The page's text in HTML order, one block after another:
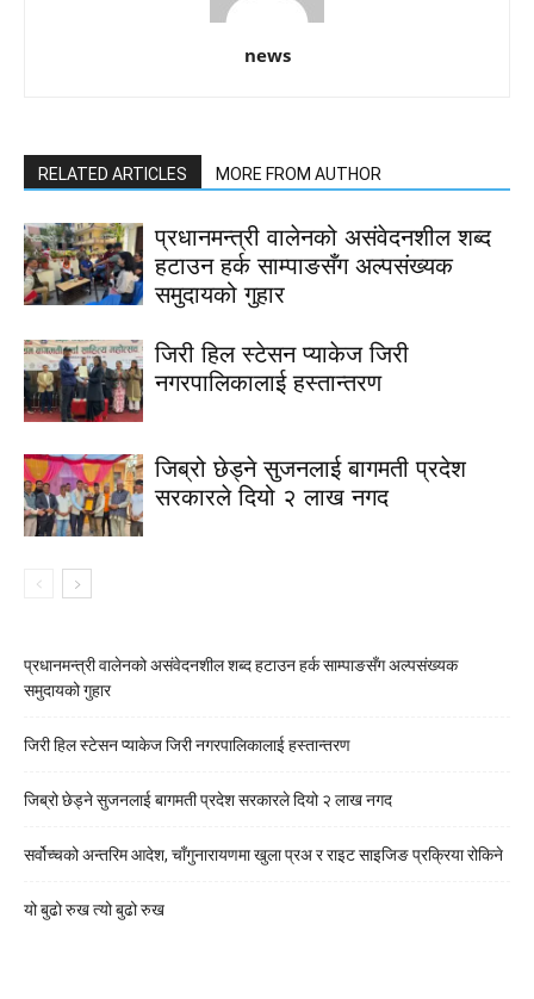
news
RELATED ARTICLES MORE FROM AUTHOR
प्रधानमन्त्री वालेनको असंवेदनशील शब्द
हटाउन हर्क साम्पाङसँग अल्पसंख्यक
समुदायको गुहार
जिरी हिल स्टेसन प्याकेज जिरी
नगरपालिकालाई हस्तान्तरण
जिब्रो छेड्ने सुजनलाई बागमती प्रदेश
सरकारले दियो २ लाख नगद
प्रधानमन्त्री वालेनको असंवेदनशील शब्द हटाउन हर्क साम्पाङसँग अल्पसंख्यक
समुदायको गुहार
जिरी हिल स्टेसन प्याकेज जिरी नगरपालिकालाई हस्तान्तरण
जिब्रो छेड्ने सुजनलाई बागमती प्रदेश सरकारले दियो २ लाख नगद
सर्वोच्चको अन्तरिम आदेश, चाँगुनारायणमा खुला प्रअ र राइट साइजिङ प्रक्रिया रोकिने
यो बुढो रुख त्यो बुढो रुख